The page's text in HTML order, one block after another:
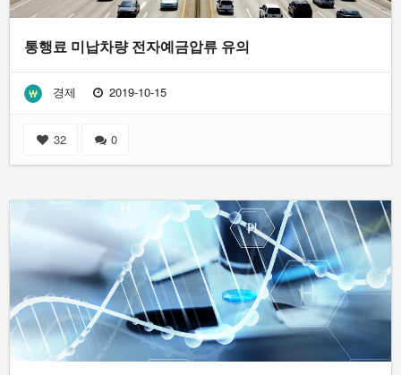
통행료 미납차량 전자예금압류 유의
경제 2019-10-15
32 0